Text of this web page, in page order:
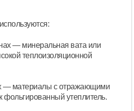
— минеральная вата или
теплоизоляционной
— материалы с отражающими
фольгированный утеплитель.